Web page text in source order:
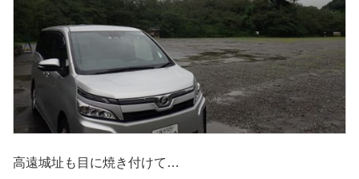
高遠城址も目に焼き付けて…